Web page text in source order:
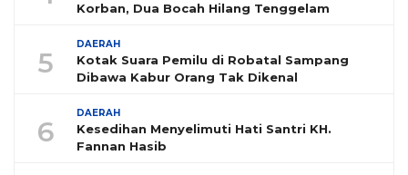
Korban, Dua Bocah Hilang Tenggelam
5
DAERAH
Kotak Suara Pemilu di Robatal Sampang
Dibawa Kabur Orang Tak Dikenal
6
DAERAH
Kesedihan Menyelimuti Hati Santri KH.
Fannan Hasib